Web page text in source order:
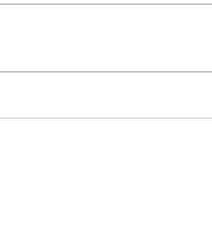
Senace